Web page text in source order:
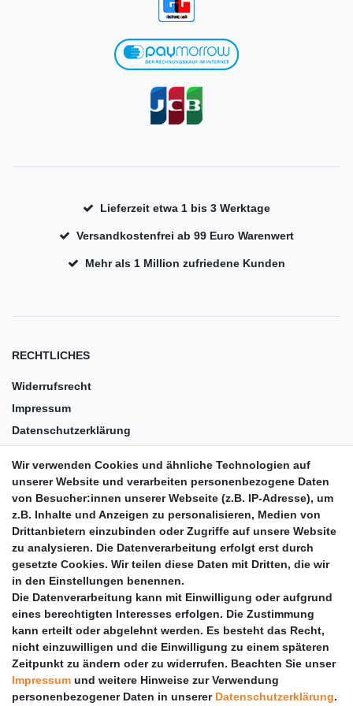
Lieferzeit etwa 1 bis 3 Werktage
Versandkostenfrei ab 99 Euro Warenwert
Mehr als 1 Million zufriedene Kunden
RECHTLICHES
Widerrufsrecht
Impressum
Datenschutzerklärung
Barrierefreiheit
Anleitungen
Vertrag widerrufen
PARTNER
DHL
GLS
PaketPLUS
SPONSORING
Wir verwenden Cookies und ähnliche Technologien auf
unserer Website und verarbeiten personenbezogene Daten
von Besucher:innen unserer Webseite (z.B. IP-Adresse), um
z.B. Inhalte und Anzeigen zu personalisieren, Medien von
Drittanbietern einzubinden oder Zugriffe auf unsere Website
zu analysieren. Die Datenverarbeitung erfolgt erst durch
gesetzte Cookies. Wir teilen diese Daten mit Dritten, die wir
in den Einstellungen benennen.
Die Datenverarbeitung kann mit Einwilligung oder aufgrund
eines berechtigten Interesses erfolgen. Die Zustimmung
kann erteilt oder abgelehnt werden. Es besteht das Recht,
nicht einzuwilligen und die Einwilligung zu einem späteren
Zeitpunkt zu ändern oder zu widerrufen. Beachten Sie unser
Impressum und weitere Hinweise zur Verwendung
personenbezogener Daten in unserer Daten­schutz­erklärung.